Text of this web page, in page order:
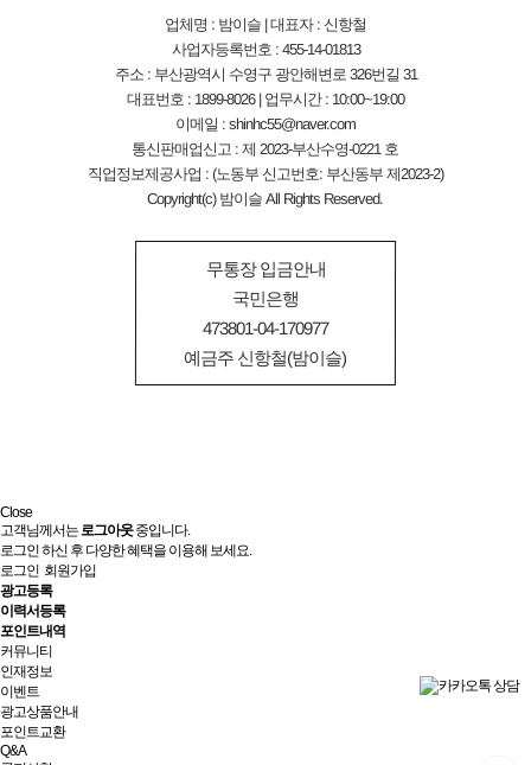
업체명 : 밤이슬 | 대표자 : 신항철
사업자등록번호 : 455-14-01813
주소 : 부산광역시 수영구 광안해변로 326번길 31
대표번호 : 1899-8026 | 업무시간 : 10:00~19:00
이메일 : shinhc55@naver.com
통신판매업신고 : 제 2023-부산수영-0221 호
직업정보제공사업 : (노동부 신고번호: 부산동부 제2023-2)
Copyright(c) 밤이슬 All Rights Reserved.
무통장 입금안내
국민은행
473801-04-170977
예금주 신항철(밤이슬)
Close
고객님께서는로그아웃중입니다.
로그인 하신 후 다양한 혜택을 이용해 보세요.
로그인 회원가입
광고등록
이력서등록
포인트내역
커뮤니티
인재정보
이벤트
광고상품안내
포인트교환
Q&A